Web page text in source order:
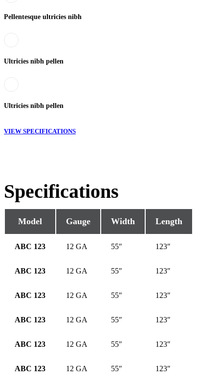
Pellentesque ultricies nibh
Ultricies nibh pellen
Ultricies nibh pellen
VIEW SPECIFICATIONS
Specifications
Model Gauge Width Length
ABC 123 12 GA 55″ 123″
ABC 123 12 GA 55″ 123″
ABC 123 12 GA 55″ 123″
ABC 123 12 GA 55″ 123″
ABC 123 12 GA 55″ 123″
ABC 123 12 GA 55″ 123″